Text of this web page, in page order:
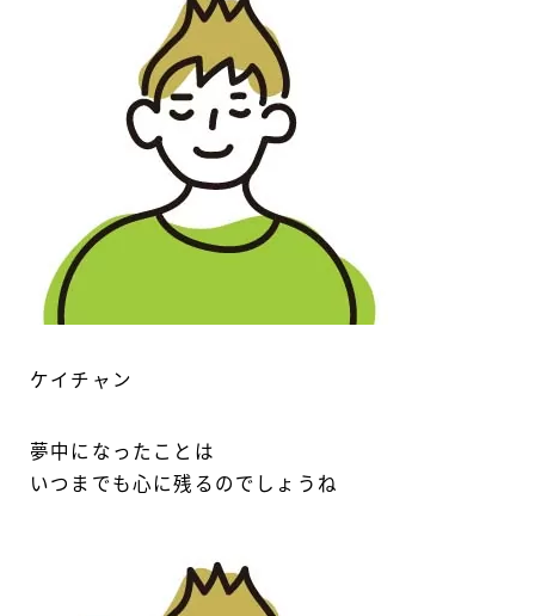
ケイチャン
夢中になったことは
いつまでも心に残るのでしょうね